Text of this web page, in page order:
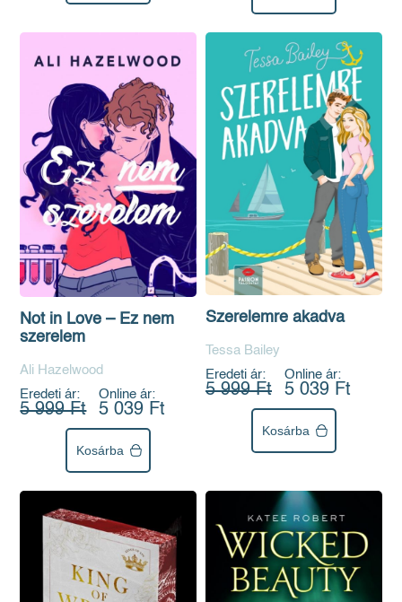
Not in Love – Ez nem
szerelem
Ali Hazelwood
Eredeti ár:
5 999 Ft
Online ár:
5 039 Ft
Kosárba
Szerelemre akadva
Tessa Bailey
Eredeti ár:
5 999 Ft
Online ár:
5 039 Ft
Kosárba